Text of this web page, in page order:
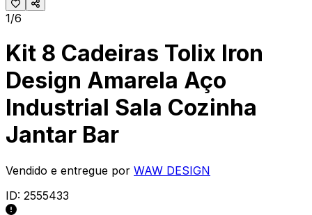
1/6
Kit 8 Cadeiras Tolix Iron
Design Amarela Aço
Industrial Sala Cozinha
Jantar Bar
Vendido e entregue por WAW DESIGN
ID: 2555433